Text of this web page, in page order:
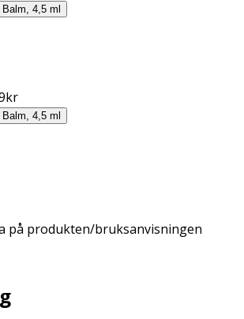
Balm, 4,5 ml
kr
Balm, 4,5 ml
på produkten/bruksanvisningen